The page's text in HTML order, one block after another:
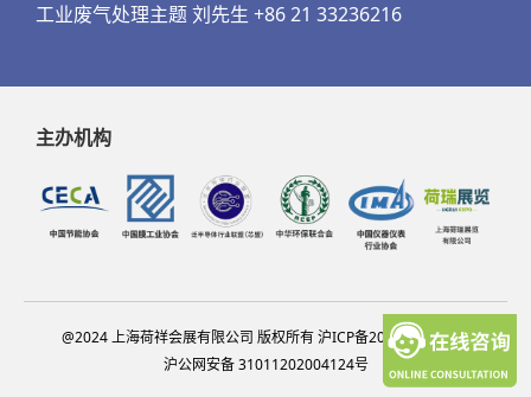
工业废气处理主题 刘先生 +86 21 33236216
主办机构
@2024 上海荷祥会展有限公司 版权所有 沪ICP备20012314号-13
沪公网安备 31011202004124号